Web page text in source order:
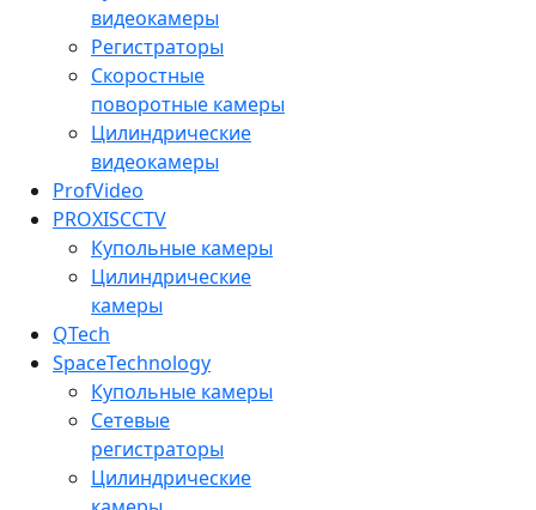
видеокамеры
Регистраторы
Скоростные
поворотные камеры
Цилиндрические
видеокамеры
ProfVideo
PROXISCCTV
Купольные камеры
Цилиндрические
камеры
QTech
SpaceTechnology
Купольные камеры
Сетевые
регистраторы
Цилиндрические